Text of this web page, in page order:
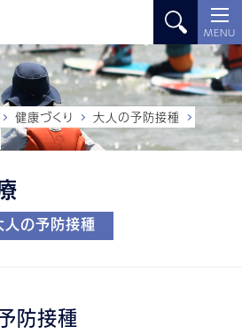
MENU
人の予防接種
健康づくり
大人の予防接種
防接種